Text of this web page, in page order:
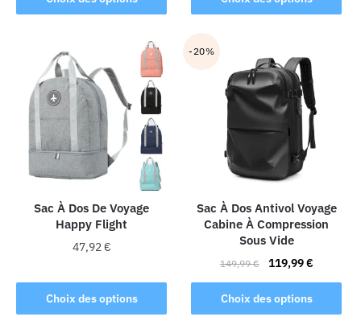
produit
plusieurs
variations.
Les
options
peuvent
être
choisies
la
page
du
produit
variations.
Les
options
peuvent
être
choisies
sur
la
page
du
produit
Sac À Dos De Voyage
Happy Flight
47,92€
Choix des options
produit
a
-20%
Sac À Dos Antivol Voyage
Cabine À Compression
Sous Vide
149,99€
Le
prix
initial
était :
119,99€Le
prix
actuel
est :
Choix des options
Ce
produit